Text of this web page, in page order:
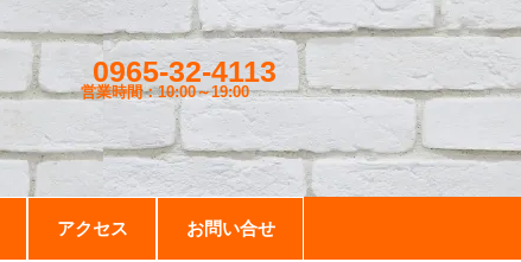
0965-32-4113
営業時間：10:00～19:00
アクセス お問い合せ